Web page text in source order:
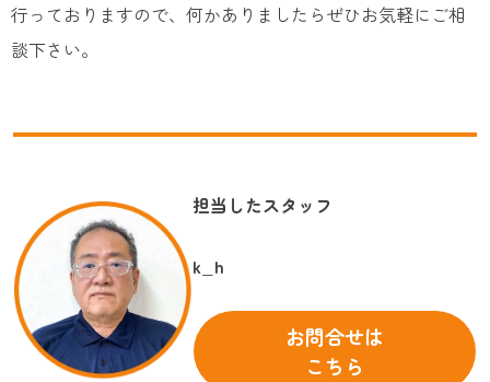
行っておりますので、何かありましたらぜひお気軽にご相
談下さい。
担当したスタッフ
k_h
お問合せは
こちら